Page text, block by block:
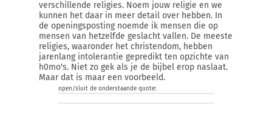
verschillende religies. Noem jouw religie en we
kunnen het daar in meer detail over hebben. In
de openingsposting noemde ik mensen die op
mensen van hetzelfde geslacht vallen. De meeste
religies, waaronder het christendom, hebben
jarenlang intolerantie gepredikt ten opzichte van
h0mo's. Niet zo gek als je de bijbel erop naslaat.
Maar dat is maar een voorbeeld.
open/sluit de onderstaande quote: